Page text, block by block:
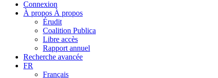
Connexion
À propos À propos
Érudit
Coalition Publica
Libre accès
Rapport annuel
Recherche avancée
FR
Français